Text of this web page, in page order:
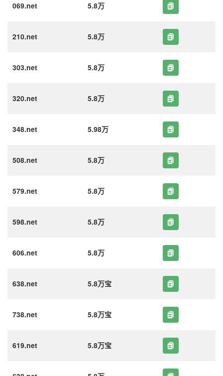
069.net 5.8万
210.net 5.8万
303.net 5.8万
320.net 5.8万
348.net 5.98万
508.net 5.8万
579.net 5.8万
598.net 5.8万
606.net 5.8万
638.net 5.8万宝
738.net 5.8万宝
619.net 5.8万宝